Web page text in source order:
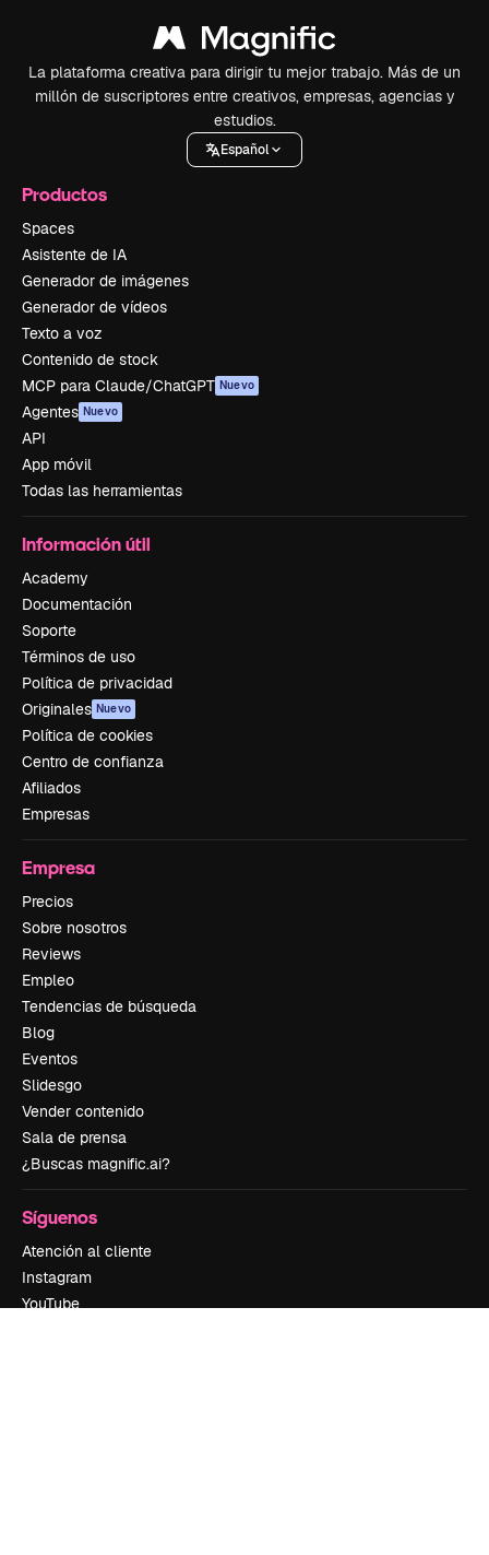
La plataforma creativa para dirigir tu mejor trabajo. Más de un
millón de suscriptores entre creativos, empresas, agencias y
estudios.
Español
Productos
Spaces
Asistente de IA
Generador de imágenes
Generador de vídeos
Texto a voz
Contenido de stock
MCP para Claude/ChatGPT Nuevo
Agentes Nuevo
API
App móvil
Todas las herramientas
Información útil
Academy
Documentación
Soporte
Términos de uso
Política de privacidad
Originales Nuevo
Política de cookies
Centro de confianza
Afiliados
Empresas
Empresa
Precios
Sobre nosotros
Reviews
Empleo
Tendencias de búsqueda
Blog
Eventos
Slidesgo
Vender contenido
Sala de prensa
¿Buscas magnific.ai?
Síguenos
Atención al cliente
Instagram
YouTube